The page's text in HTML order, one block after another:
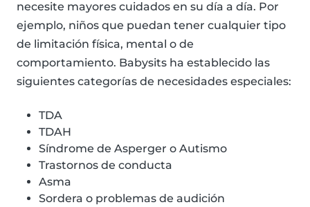
necesite mayores cuidados en su día a día. Por
ejemplo, niños que puedan tener cualquier tipo
de limitación física, mental o de
comportamiento. Babysits ha establecido las
siguientes categorías de necesidades especiales:
TDA
TDAH
Síndrome de Asperger o Autismo
Trastornos de conducta
Asma
Sordera o problemas de audición